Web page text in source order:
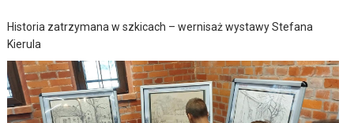
Historia zatrzymana w szkicach – wernisaż wystawy Stefana
Kierula